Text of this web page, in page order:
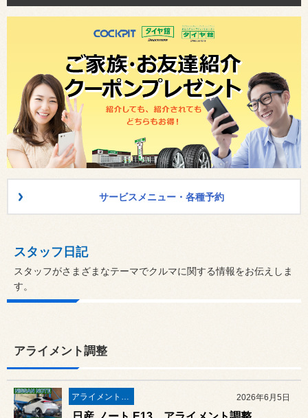
サービスメニュー・各種予約
スタッフ日記
スタッフがさまざまなテーマでクルマに関する情報をお伝えしま
す。
アライメント調整
アライメント調整 2026年6月5日